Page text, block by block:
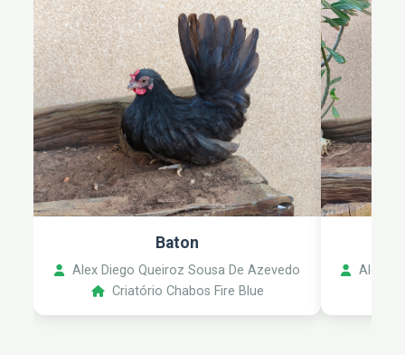
Baton
Alex Diego Queiroz Sousa De Azevedo
Criatório Chabos Fire Blue
Alex